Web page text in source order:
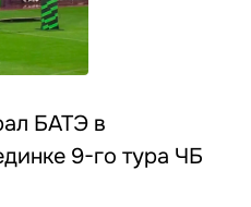
БАТЭ в
9-го тура ЧБ